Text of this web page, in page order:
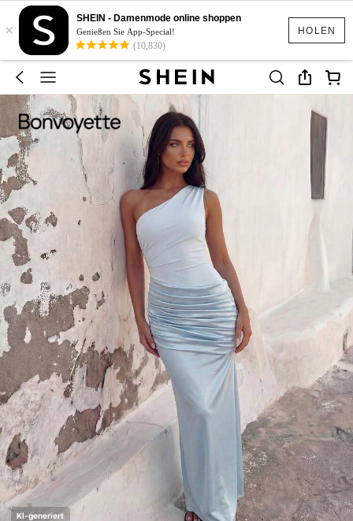
HOLEN
×
SHEIN - Damenmode online shoppen
Genießen Sie App-Special!
(10,830)
KI-generiert